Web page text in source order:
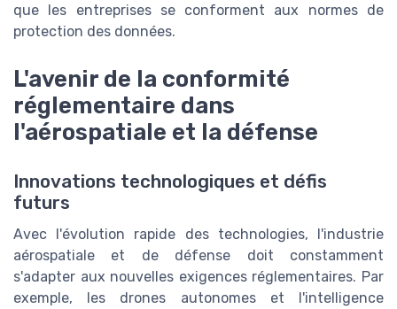
que les entreprises se conforment aux normes de
protection des données.
L'avenir de la conformité
réglementaire dans
l'aérospatiale et la défense
Innovations technologiques et défis
futurs
Avec l'évolution rapide des technologies, l'industrie
aérospatiale et de défense doit constamment
s'adapter aux nouvelles exigences réglementaires. Par
exemple, les drones autonomes et l'intelligence